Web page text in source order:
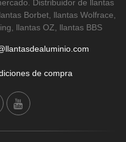
Distribuidor de llantas
Borbet, llantas Wolfrace,
llantas OZ, llantas BBS
de compra